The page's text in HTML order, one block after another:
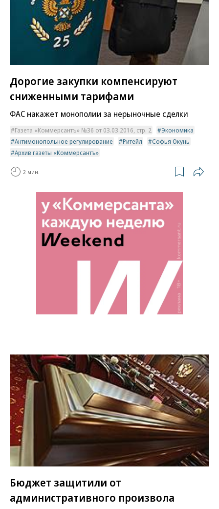
Дорогие закупки компенсируют
сниженными тарифами
ФАС накажет монополии за нерыночные сделки
Газета «Коммерсантъ» №36 от 03.03.2016, стр. 2
Экономика
Антимонопольное регулирование
Ритейл
Софья Окунь
Архив газеты «Коммерсантъ»
2 мин.
Бюджет защитили от
административного произвола